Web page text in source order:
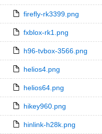
firefly-rk3399.png
fxblox-rk1.png
h96-tvbox-3566.png
helios4.png
helios64.png
hikey960.png
hinlink-h28k.png